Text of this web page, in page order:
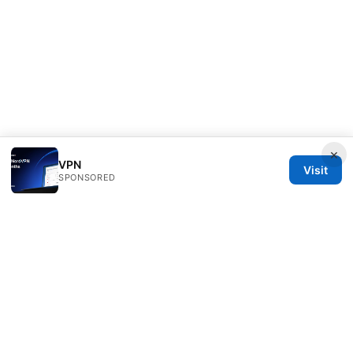
×
VPN
SPONSORED
Visit